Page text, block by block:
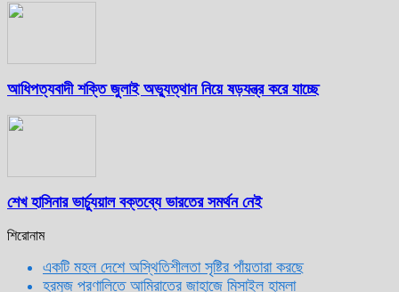
আধিপত্যবাদী শক্তি জুলাই অভ্যুত্থান নিয়ে ষড়যন্ত্র করে যাচ্ছে
শেখ হাসিনার ভার্চ্যুয়াল বক্তব্যে ভারতের সমর্থন নেই
শিরোনাম
একটি মহল দেশে অস্থিতিশীলতা সৃষ্টির পাঁয়তারা করছে
হরমুজ প্রণালিতে আমিরাতের জাহাজে মিসাইল হামলা